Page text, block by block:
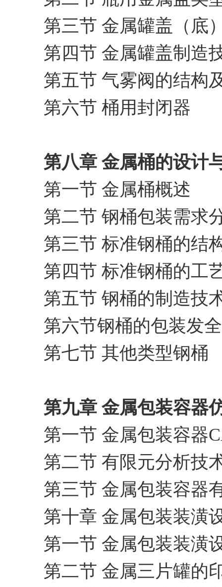
第三节 金属罐盖（底
第四节 金属罐盖制造
第五节 气雾阀的结构
第六节 桶用封闭器
第八章 金属桶的设计
第一节 金属桶概述
第二节 钢桶包装需求
第三节 标准钢桶的结
第四节 标准钢桶的工
第五节 钢桶的制造技
第六节钢桶的包装发
第七节 其他类型钢桶
第九章 金属包装容器
第一节 金属包装容器
第二节 有限元分析技
第三节 金属包装容器
第十章 金属包装装潢
第一节 金属包装装潢
第二节 金属三片罐的